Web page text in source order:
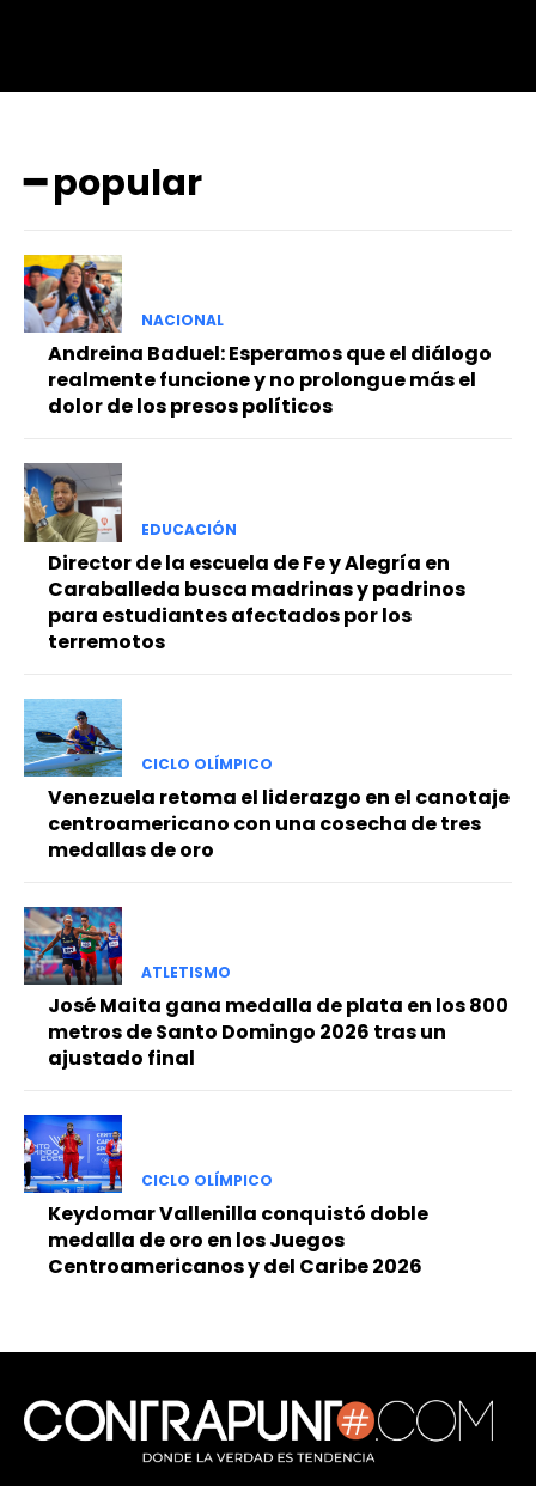
━ popular
NACIONAL
Andreina Baduel: Esperamos que el diálogo
realmente funcione y no prolongue más el
dolor de los presos políticos
EDUCACIÓN
Director de la escuela de Fe y Alegría en
Caraballeda busca madrinas y padrinos
para estudiantes afectados por los
terremotos
CICLO OLÍMPICO
Venezuela retoma el liderazgo en el canotaje
centroamericano con una cosecha de tres
medallas de oro
ATLETISMO
José Maita gana medalla de plata en los 800
metros de Santo Domingo 2026 tras un
ajustado final
CICLO OLÍMPICO
Keydomar Vallenilla conquistó doble
medalla de oro en los Juegos
Centroamericanos y del Caribe 2026